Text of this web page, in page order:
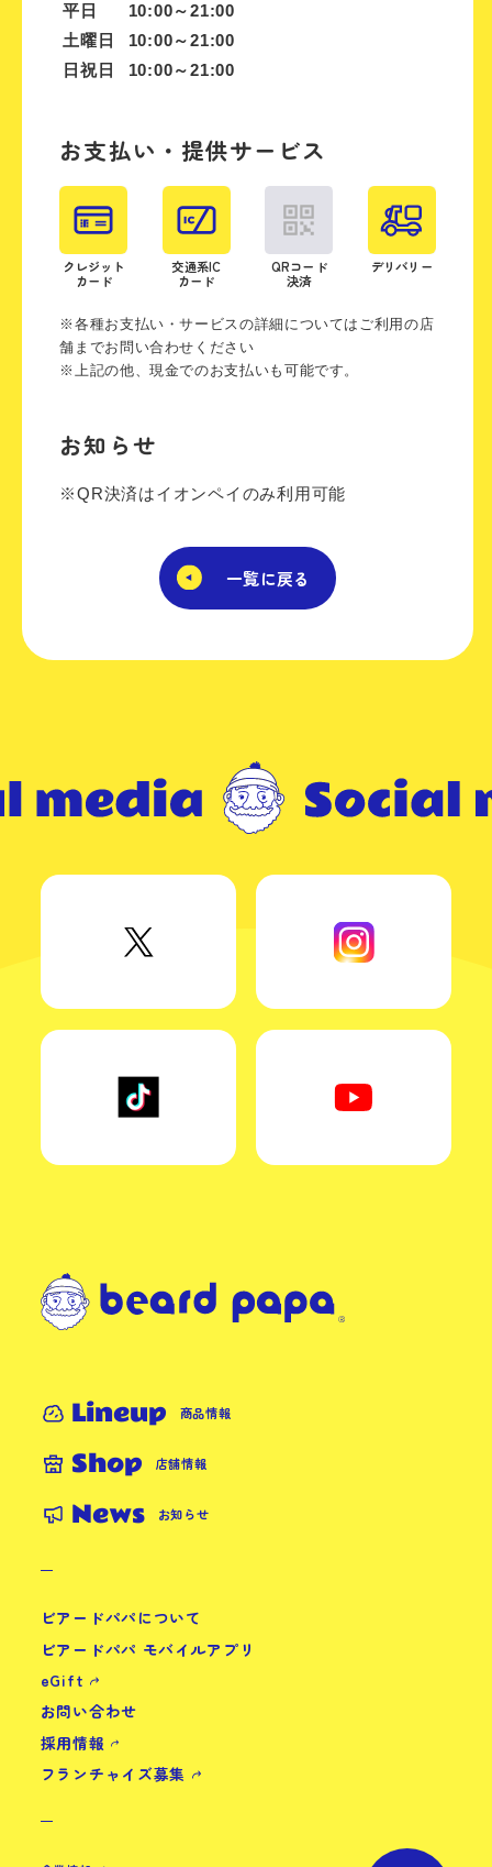
平日
10:00～21:00
土曜日
10:00～21:00
日祝日
10:00～21:00
お支払い・提供サービス
クレジット
カード
交通系IC
カード
QRコード
決済
デリバリー
※各種お支払い・サービスの詳細についてはご利用の店
舗までお問い合わせください
※上記の他、現金でのお支払いも可能です。
お知らせ
※QR決済はイオンペイのみ利用可能
一覧に戻る
Lineup 商品情報
Shop 店舗情報
News お知らせ
ビアードパパについて
ビアードパパ モバイルアプリ
eGift
お問い合わせ
採用情報
フランチャイズ募集